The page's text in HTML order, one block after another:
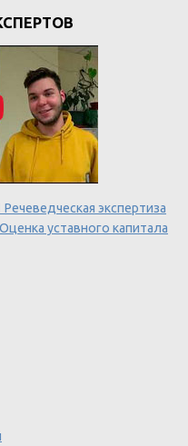
Речеведческая экспертиза
Оценка уставного капитала